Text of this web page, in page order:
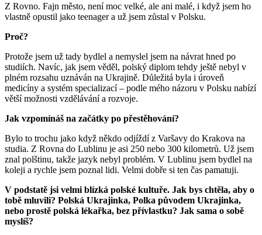
Z Rovno. Fajn město, není moc velké, ale ani malé, i když jsem ho
vlastně opustil jako teenager a už jsem zůstal v Polsku.
Proč?
Protože jsem už tady bydlel a nemyslel jsem na návrat hned po
studiích. Navíc, jak jsem věděl, polský diplom tehdy ještě nebyl v
plném rozsahu uznáván na Ukrajině. Důležitá byla i úroveň
medicíny a systém specializací – podle mého názoru v Polsku nabízí
větší možnosti vzdělávání a rozvoje.
Jak vzpomínáš na začátky po přestěhování?
Bylo to trochu jako když někdo odjíždí z Varšavy do Krakova na
studia. Z Rovna do Lublinu je asi 250 nebo 300 kilometrů. Už jsem
znal polštinu, takže jazyk nebyl problém. V Lublinu jsem bydlel na
koleji a rychle jsem poznal lidi. Velmi dobře si ten čas pamatuji.
V podstatě jsi velmi blízká polské kultuře. Jak bys chtěla, aby o
tobě mluvili? Polská Ukrajinka, Polka původem Ukrajinka,
nebo prostě polská lékařka, bez přívlastku? Jak sama o sobě
myslíš?